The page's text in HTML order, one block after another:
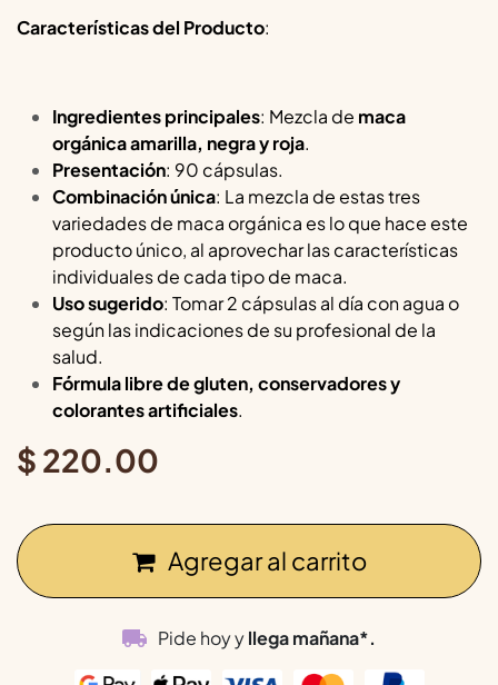
Características del Producto:
Ingredientes principales: Mezcla de maca
orgánica amarilla, negra y roja.
Presentación: 90 cápsulas.
Combinación única: La mezcla de estas tres
variedades de maca orgánica es lo que hace este
producto único, al aprovechar las características
individuales de cada tipo de maca.
Uso sugerido: Tomar 2 cápsulas al día con agua o
según las indicaciones de su profesional de la
salud.
Fórmula libre de gluten, conservadores y
colorantes artificiales.
$ 220.00
Agregar al carrito
Pide hoy yllega mañana*.